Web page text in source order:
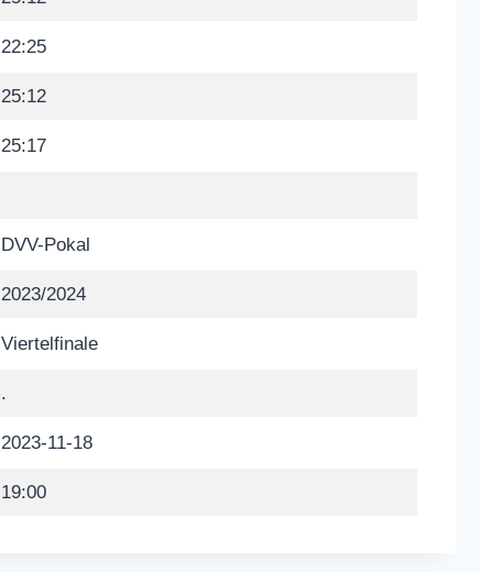
22:25
25:12
25:17
DVV-Pokal
2023/2024
Viertelfinale
.
2023-11-18
19:00